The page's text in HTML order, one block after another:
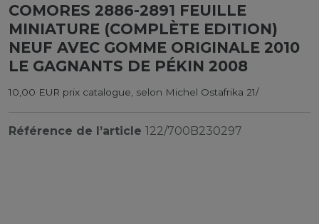
COMORES 2886-2891 FEUILLE
MINIATURE (COMPLÈTE EDITION)
NEUF AVEC GOMME ORIGINALE 2010
LE GAGNANTS DE PÉKIN 2008
10,00 EUR prix catalogue, selon Michel Ostafrika 21/
Référence de l’article 122/700B230297